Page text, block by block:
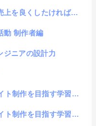
したければ本を書きなさい
動 制作者編
ジニアの設計力
#5 「初級編 : Javascriptの基礎学習」
習 #4 「初級編 : CSSの基礎学習」